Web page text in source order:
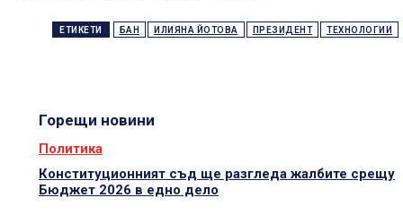
ЕТИКЕТИ БАН ИЛИЯНА ЙОТОВА ПРЕЗИДЕНТ ТЕХНОЛОГИИ
Горещи новини
Политика
Конституционният съд ще разгледа жалбите срещу
Бюджет 2026 в едно дело